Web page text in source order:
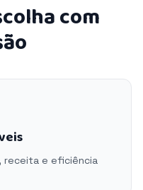
com
receita e eficiência